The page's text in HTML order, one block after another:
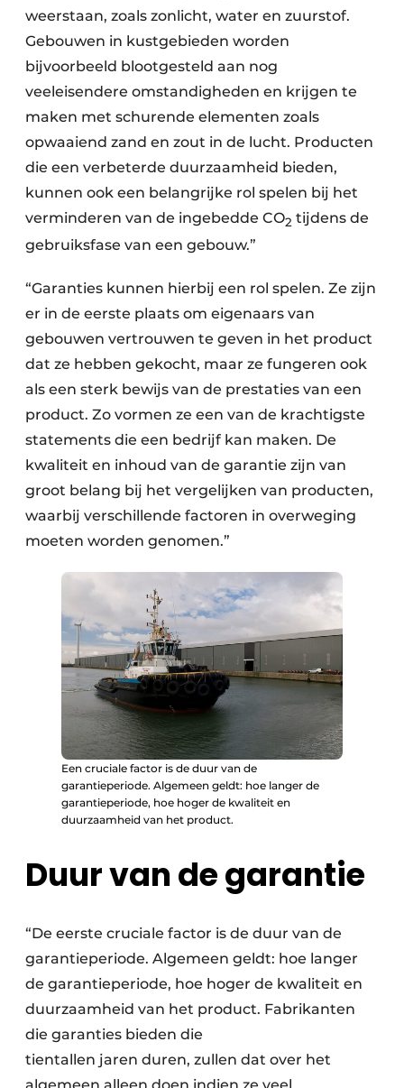
weerstaan, zoals zonlicht, water en zuurstof.
Gebouwen in kustgebieden worden
bijvoorbeeld blootgesteld aan nog
veeleisendere omstandigheden en krijgen te
maken met schurende elementen zoals
opwaaiend zand en zout in de lucht. Producten
die een verbeterde duurzaamheid bieden,
kunnen ook een belangrijke rol spelen bij het
verminderen van de ingebedde CO2 tijdens de
gebruiksfase van een gebouw.”
“Garanties kunnen hierbij een rol spelen. Ze zijn
er in de eerste plaats om eigenaars van
gebouwen vertrouwen te geven in het product
dat ze hebben gekocht, maar ze fungeren ook
als een sterk bewijs van de prestaties van een
product. Zo vormen ze een van de krachtigste
statements die een bedrijf kan maken. De
kwaliteit en inhoud van de garantie zijn van
groot belang bij het vergelijken van producten,
waarbij verschillende factoren in overweging
moeten worden genomen.”
Een cruciale factor is de duur van de
garantieperiode. Algemeen geldt: hoe langer de
garantieperiode, hoe hoger de kwaliteit en
duurzaamheid van het product.
Duur van de garantie
“De eerste cruciale factor is de duur van de
garantieperiode. Algemeen geldt: hoe langer
de garantieperiode, hoe hoger de kwaliteit en
duurzaamheid van het product. Fabrikanten
die garanties bieden die
tientallen jaren duren, zullen dat over het
algemeen alleen doen indien ze veel